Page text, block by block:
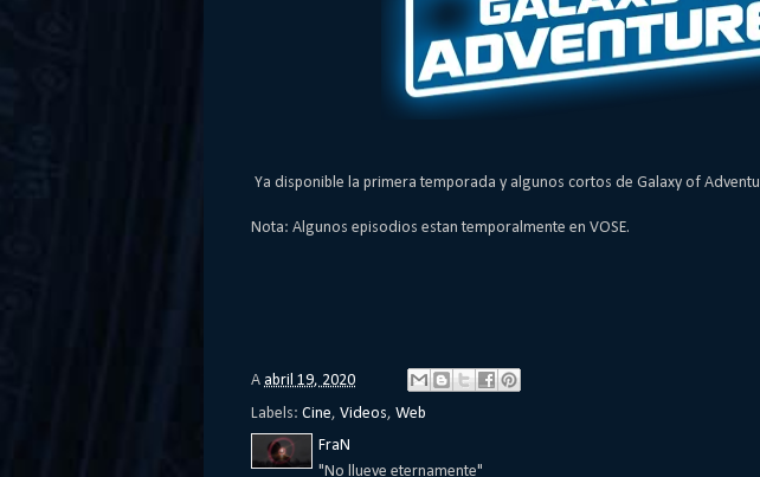
Ya disponible la primera temporada y algunos cortos de Galaxy of
Nota: Algunos episodios estan temporalmente en VOSE.
A abril 19, 2020
Labels: Cine, Videos, Web
FraN
"No llueve eternamente"